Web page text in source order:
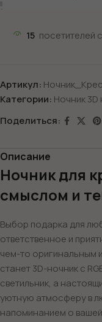
15 посетителей
Артикул:
Категории: Ночник
Поделиться:
Описание
Ночник для
смыслом и
Выбор подарка для
ответственное и
чем-то оригинальным
станет 3D-ночник с
светильник, а
уютную атмосферу в
напоминанием о